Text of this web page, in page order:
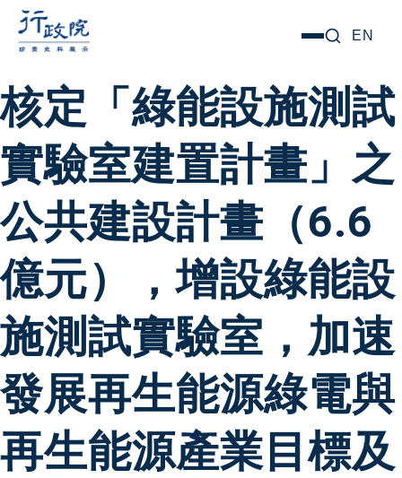
要
內
容
選
EN
核定「綠能設施測試
實驗室建置計畫」之
公共建設計畫（6.6
億元），增設綠能設
施測試實驗室，加速
發展再生能源綠電與
再生能源產業目標及